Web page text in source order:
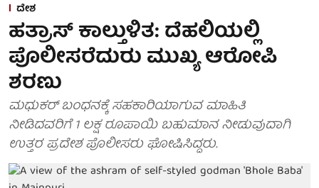
ದೇಶ
ಹತ್ರಾಸ್ ಕಾಲ್ತುಳಿತ: ದೆಹಲಿಯಲ್ಲಿ
ಪೊಲೀಸರೆದುರು ಮುಖ್ಯ ಆರೋಪಿ
ಶರಣು
ಮಧುಕರ್ ಬಂಧನಕ್ಕೆ ಸಹಕಾರಿಯಾಗುವ ಮಾಹಿತಿ
ನೀಡಿದವರಿಗೆ 1 ಲಕ್ಷ ರೂಪಾಯಿ ಬಹುಮಾನ ನೀಡುವುದಾಗಿ
ಉತ್ತರ ಪ್ರದೇಶ ಪೊಲೀಸರು ಘೋಷಿಸಿದ್ದರು.